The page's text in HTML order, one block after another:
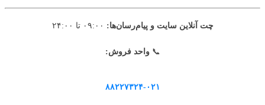
چت آنلاین سایت و پیام‌رسان‌ها:
📞واحد فروش:
۸۸۲۲۷۳۲۴-۰۲۱